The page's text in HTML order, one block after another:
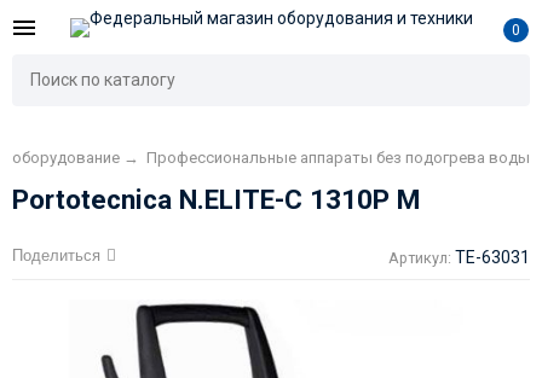
0
оборудование → Профессиональные аппараты без подогрева воды
Portotecnica N.ELITE-C 1310P M
Поделиться Артикул: TE-63031